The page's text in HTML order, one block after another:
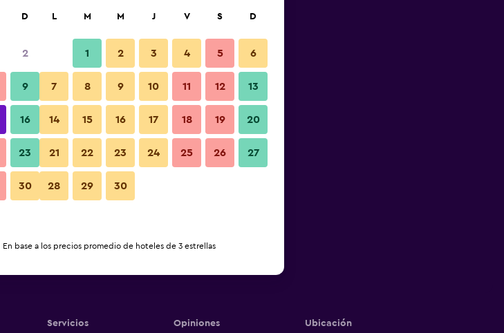
precios
precios
Servicios Opiniones Ubicación
D
2
9
16
23
30
L M M J V S D
1 2 3 4 5 6
7 8 9 10 11 12 13
14 15 16 17 18 19 20
21 22 23 24 25 26 27
28 29 30
En base a los precios promedio de hoteles de 3 estrellas